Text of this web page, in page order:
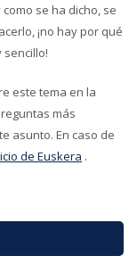
se ha dicho, se
¡no hay por qué
sencillo!
este tema en la
más
asunto. En caso de
de Euskera .